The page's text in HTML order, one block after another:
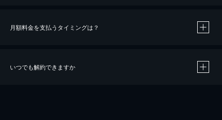
※40％ポイント還元の対象は、クレジットカード決済による作品の購入 / レンタルです。
iOSアプリのUコイン決済による作品の購入 / レンタルは、20％のポイント還元です。
月額料金を支払うタイミングは？
いつでも解約できますか